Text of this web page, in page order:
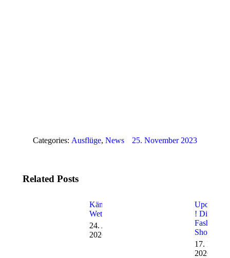
Categories: Ausflüge, News 25. November 2023
Related Posts
Känguru
Wettbewerb
24. April
2026
Upcycling
! Die
Fashion
Show
17. März
2026